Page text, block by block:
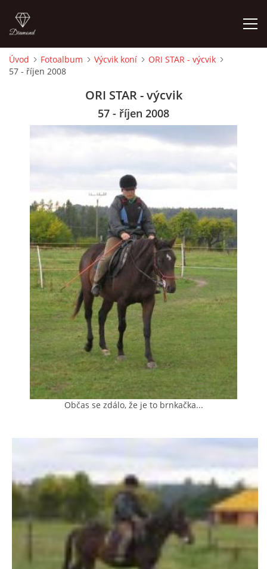
ÚVOD
STÁJ ECOLA (HAKLOVY DVORY)
ECOLA EQUESTRIAN
PROBĚHLÉ AKCE
AKCE 2025
AKCE 2026
Úvod Fotoalbum Výcvik koní
ORI STAR - výcvik
57 - říjen 2008
ORI STAR - výcvik
57 - říjen 2008
Občas se zdálo, že je to brnkačka...